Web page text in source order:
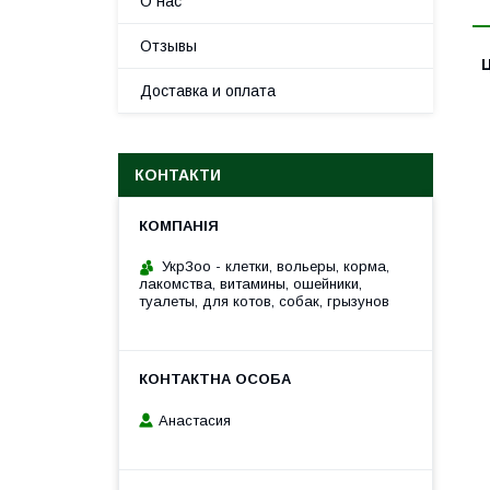
Отзывы
Доставка и оплата
КОНТАКТИ
УкрЗоо - клетки, вольеры, корма,
лакомства, витамины, ошейники,
туалеты, для котов, собак, грызунов
Анастасия